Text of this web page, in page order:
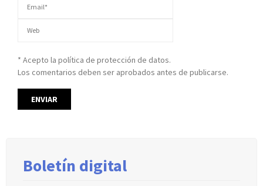
* Acepto la política de protección de datos.
Los comentarios deben ser aprobados antes de publicarse.
Boletín digital